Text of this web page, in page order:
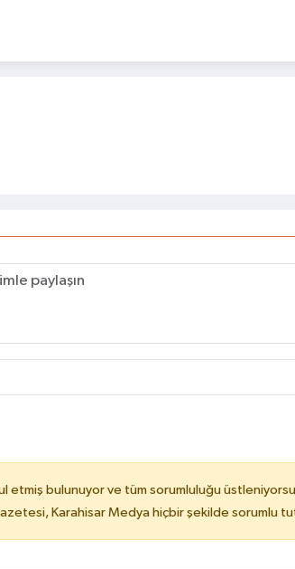
etmiş bulunuyor ve tüm sorumluluğu
Karahisar Medya hiçbir şekilde sorumlu